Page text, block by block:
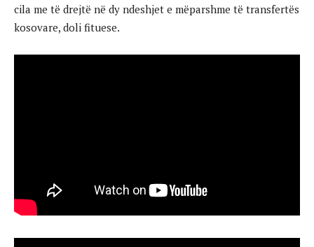
cila me të drejtë në dy ndeshjet e mëparshme të transfertës
kosovare, doli fituese.